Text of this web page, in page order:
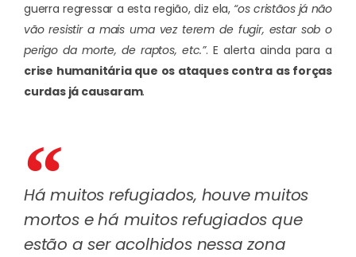
guerra regressar a esta região, diz ela, “os cristãos já não
vão resistir a mais uma vez terem de fugir, estar sob o
perigo da morte, de raptos, etc.”. E alerta ainda para a
crise humanitária que os ataques contra as forças
curdas já causaram.
Há muitos refugiados, houve muitos
mortos e há muitos refugiados que
estão a ser acolhidos nessa zona